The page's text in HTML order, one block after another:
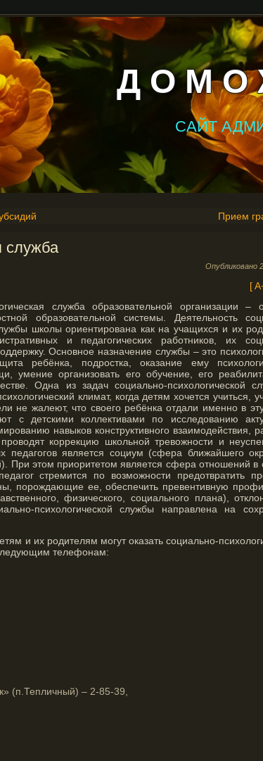
Д О М О
САЙТ
Прием
служба
Опубликовано
[
служба образовательной организации –
образовательной системы. Деятельность
школы ориентирована как на учащихся и их
и педагогических работников, их
Основное назначение службы – это
ребёнка, подростка, оказание ему
умение организовать его обучение, его
Одна из задач социально-психологической
климат, когда детям хочется учиться,
не жалеют, что своего ребёнка отдали именно в
с детскими коллективами по исследованию
навыков конструктивного взаимодействия,
коррекцию школьной тревожности и
педагогов является социум (сфера ближайшего
При этом приоритетом является сфера отношений в
стремится по возможности предотвратить
порождающие ее, обеспечить превентивную
физического, социального плана),
психологической службы направлена на
и их родителям могут оказать социально-
телефонам:
(п.Тепличный) – 2-85-39,